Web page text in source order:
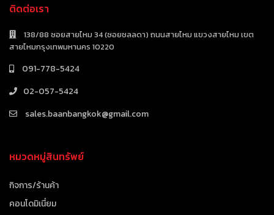
ติดต่อเรา
138/88 ซอยสายไหม 34 (ซอยชลลดา) ถนนสายไหม แขวงสายไหม เขต
สายไหมกรุงเทพมหานคร 10220
091-778-5424
02-057-5424
sales.baanbangkok@gmail.com
หมวดหมู่สินทรัพย์
กิจการ/ร้านค้า
คอนโดมิเนี่ยม